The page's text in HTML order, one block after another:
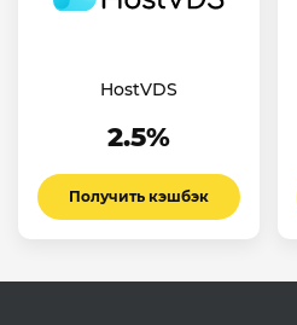
HostVDS
2.5%
Получить кэшбэк